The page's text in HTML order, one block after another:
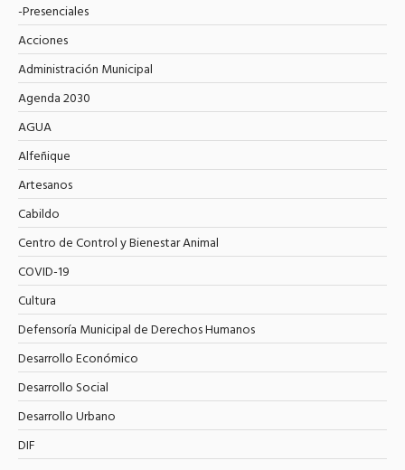
-Presenciales
Acciones
Administración Municipal
Agenda 2030
AGUA
Alfeñique
Artesanos
Cabildo
Centro de Control y Bienestar Animal
COVID-19
Cultura
Defensoría Municipal de Derechos Humanos
Desarrollo Económico
Desarrollo Social
Desarrollo Urbano
DIF